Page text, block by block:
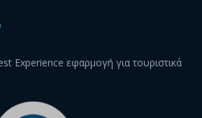
Experience εφαρμογή για τουριστικά